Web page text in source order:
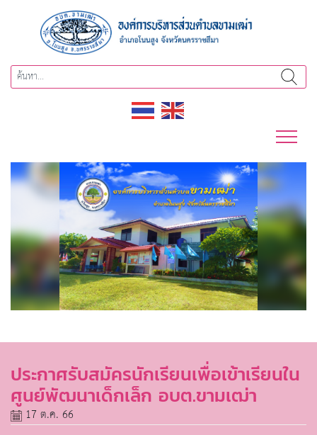
ประกาศรับสมัครนักเรียนเพื่อเข้าเรียนใน
ศูนย์พัฒนาเด็กเล็ก อบต.ขามเฒ่า
17 ต.ค. 66